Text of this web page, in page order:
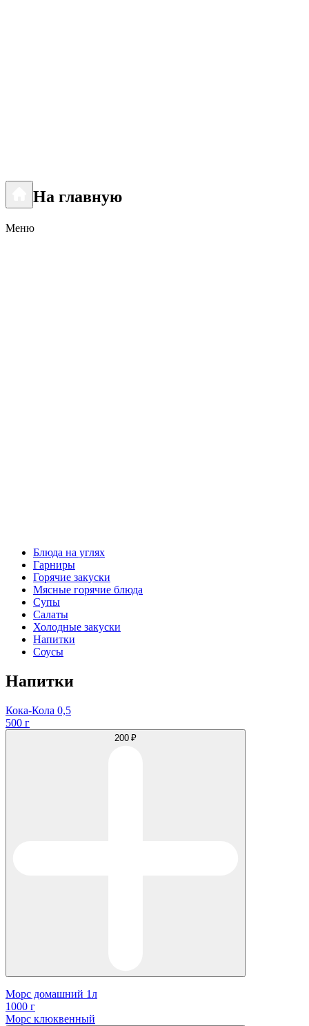
На главную
Меню
Блюда на углях
Гарниры
Горячие закуски
Мясные горячие блюда
Супы
Салаты
Холодные закуски
Напитки
Соусы
Напитки
Кока-Кола 0,5
500 г
200 ₽
Морс домашний 1л
1000 г
Морс клюквенный